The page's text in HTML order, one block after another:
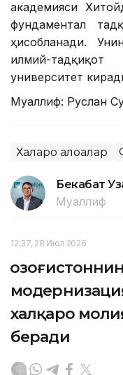
академияси
фундаментал
ҳисобланади.
илмий-
университет
Муаллиф: Руслан
Халқаро алоқалар
Бекабат
Муаллиф
12:37, 28 Июл 2026
халқаро
беради